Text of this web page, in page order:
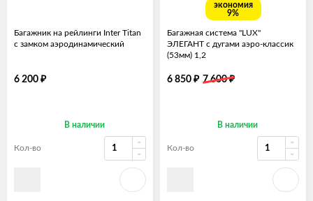
Багажник на рейлинги Inter Titan
с замком аэродинамический
6 200 ₽
В наличии
Кол-во
экономия
9%
Багажная система "LUX"
ЭЛЕГАНТ с дугами аэро-классик
(53мм) 1,2
6 850 ₽ 7 600₽
В наличии
Кол-во